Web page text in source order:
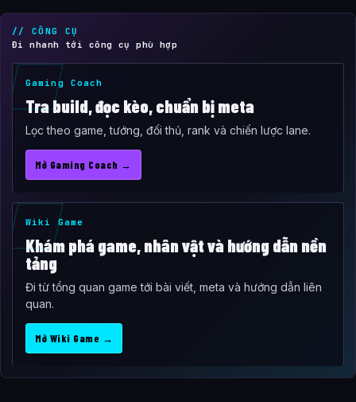
// CÔNG CỤ
Đi nhanh tới công cụ phù hợp
Gaming Coach
Tra build, đọc kèo, chuẩn bị meta
Lọc theo game, tướng, đối thủ, rank và chiến lược lane.
Mở Gaming Coach →
Wiki Game
Khám phá game, nhân vật và hướng dẫn nền
tảng
Đi từ tổng quan game tới bài viết, meta và hướng dẫn liên
quan.
Mở Wiki Game →